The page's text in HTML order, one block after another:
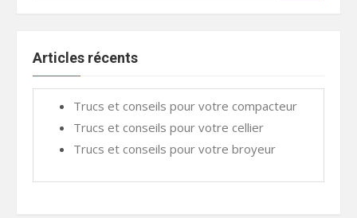
Articles récents
Trucs et conseils pour votre compacteur
Trucs et conseils pour votre cellier
Trucs et conseils pour votre broyeur